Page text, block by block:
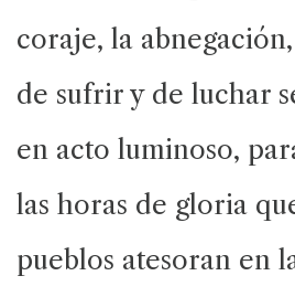
coraje, la
de sufrir y de luchar
en acto luminoso,
las horas de gloria
pueblos atesoran en